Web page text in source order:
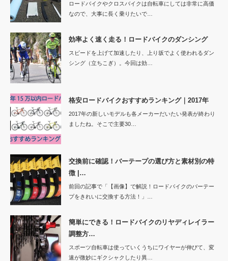
ロードバイクやクロスバイクは自転車にしては非常に高価
なので、大事に長く乗りたいで…
効率よく速く走る！ロードバイクのダンシング
スピードを上げて加速したり、上り坂でよく使われるダン
シング（立ちこぎ）。今回は効…
格安ロードバイクおすすめランキング｜2017年
2017年の新しいモデルも各メーカーだいたい発表が終わり
ましたね。そこで主要30…
交換前に確認！バーテープの選び方と素材別の特
徴 |…
前回の記事で「【画像】で解説！ロードバイクのバーテー
プをきれいに交換する方法！」…
簡単にできる！ロードバイクのリヤディレイラー
調整方…
スポーツ自転車は使っていくうちにワイヤーが伸びて、変
速が微妙にギクシャクしたり異…